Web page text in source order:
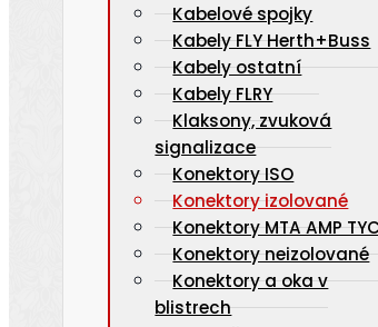
Kabelové spojky
Kabely FLY Herth+Buss
Kabely ostatní
Kabely FLRY
Klaksony, zvuková
signalizace
Konektory ISO
Konektory izolované
Konektory MTA AMP
Konektory neizolované
Konektory a oka v
blistrech